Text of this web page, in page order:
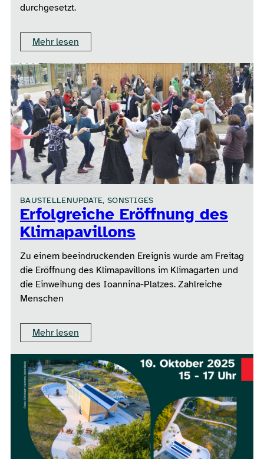
durchgesetzt.
Mehr lesen
BAUSTELLENUPDATE, SONSTIGES
Erfolgreiche Eröffnung des
Klimapavillons
Zu einem beeindruckenden Ereignis wurde am Freitag
die Eröffnung des Klimapavillons im Klimagarten und
die Einweihung des Ioannina-Platzes. Zahlreiche
Menschen
Mehr lesen